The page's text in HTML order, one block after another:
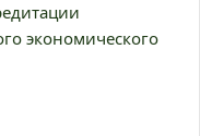
экономического